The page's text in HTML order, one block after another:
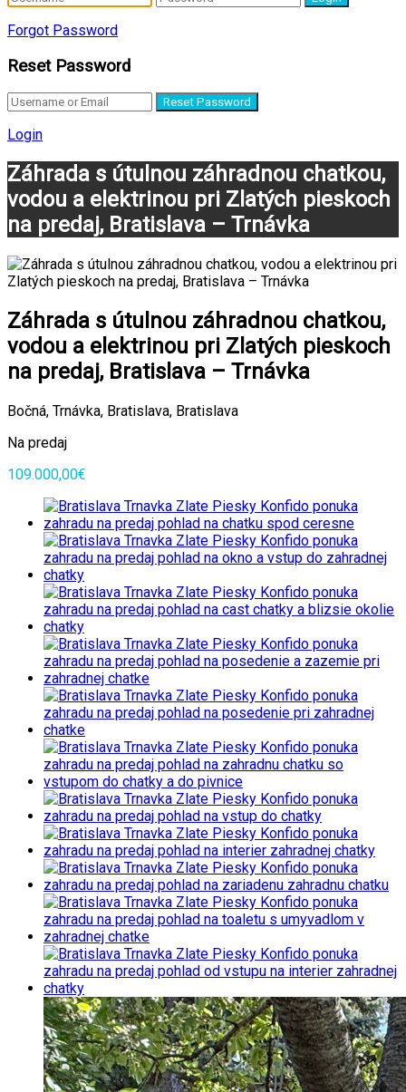
Forgot Password
Reset Password
Reset Password
Login
Záhrada s útulnou záhradnou chatkou,
vodou a elektrinou pri Zlatých pieskoch
na predaj, Bratislava – Trnávka
Záhrada s útulnou záhradnou chatkou,
vodou a elektrinou pri Zlatých pieskoch
na predaj, Bratislava – Trnávka
Bočná, Trnávka, Bratislava, Bratislava
Na predaj
109.000,00€